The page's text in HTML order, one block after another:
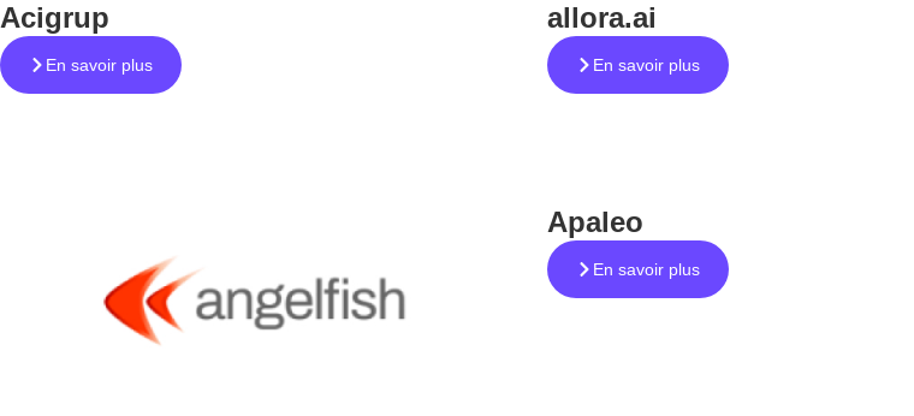
Acigrup
En savoir plus
allora.ai
En savoir plus
Apaleo
En savoir plus